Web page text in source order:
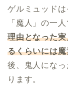
ゲルミュッド
「魔人」の一
理由となった
るくらいには
後、鬼人にな
ります。